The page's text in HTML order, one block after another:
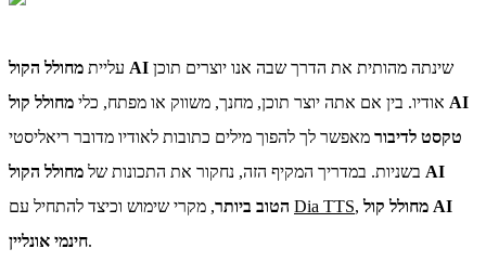
עליית מחולל הקול AI
אודיו. בין אם אתה יוצר תוכן, מחנך, משווק או מפתח, כלי מחולל קול AI
טקסט לדיבור מאפשר לך להפוך מילים כתובות לאודיו מדובר ריאליסטי
בשניות. במדריך המקיף הזה, נחקור את התכונות של מחולל הקול AI
הטוב ביותר Dia TTS, מחולל קול AI
חינמי אונליין.